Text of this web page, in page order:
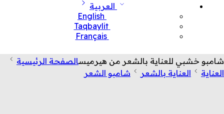
العربية
English
Taqbaylit
Français
شامبو خشبي للعناية بالشعر من هيرميسالصفحة الرئيسية
العناية
العناية بالشعر شامبو الشعر